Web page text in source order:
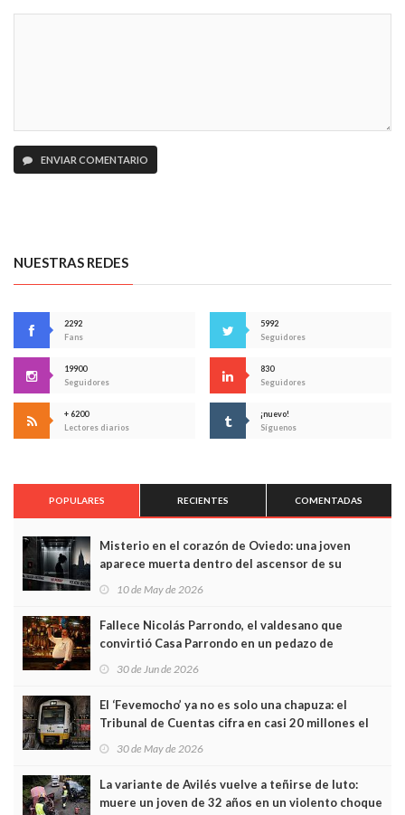
ENVIAR COMENTARIO
NUESTRAS REDES
2292
Fans
5992
Seguidores
19900
Seguidores
830
Seguidores
+ 6200
Lectores diarios
¡nuevo!
Síguenos
POPULARES RECIENTES COMENTADAS
Misterio en el corazón de Oviedo: una joven
aparece muerta dentro del ascensor de su
edificio y las cámaras captan sus últimos minutos
10 de May de 2026
Fallece Nicolás Parrondo, el valdesano que
convirtió Casa Parrondo en un pedazo de
Asturias en Madrid
30 de Jun de 2026
El ‘Fevemocho’ ya no es solo una chapuza: el
Tribunal de Cuentas cifra en casi 20 millones el
sobrecoste de los trenes que no cabían por los
30 de May de 2026
La variante de Avilés vuelve a teñirse de luto:
muere un joven de 32 años en un violento choque